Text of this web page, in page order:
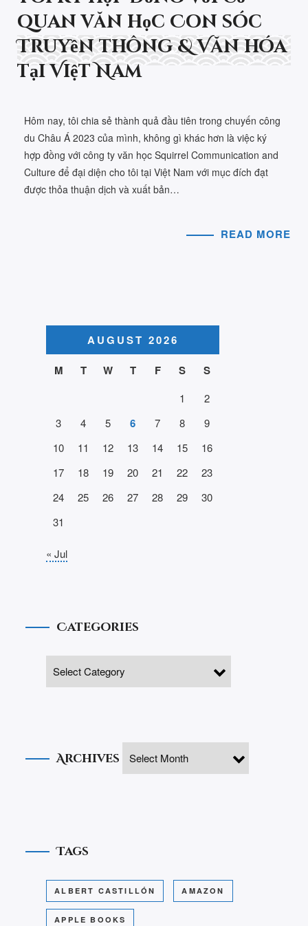
quan văn học Con sóc
Truyền thông & Văn hóa
tại Việt Nam
Hôm nay, tôi chia sẻ thành quả đầu tiên trong chuyến công
du Châu Á 2023 của mình, không gì khác hơn là việc ký
hợp đồng với công ty văn học Squirrel Communication and
Culture để đại diện cho tôi tại Việt Nam với mục đích đạt
được thỏa thuận dịch và xuất bản…
READ MORE
AUGUST 2026
M
T W T F S S
1
2
3
4 5 6 7 8
9
10
11 12 13 14 15
16
17
18 19 20 21 22
23
24
25 26 27 28 29
30
31
« Jul
Categories
Archives
Tags
ALBERT CASTILLÓN AMAZON
APPLE BOOKS